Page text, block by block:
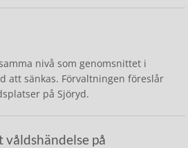
nivå som genomsnittet i
att sänkas. Förvaltningen föreslår
på Sjöryd.
på